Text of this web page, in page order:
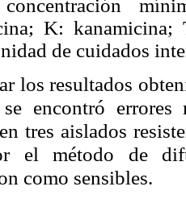
K: kanamicina;
de cuidados
los resultados
encontró errores
tres aislados
el método de
como sensibles.